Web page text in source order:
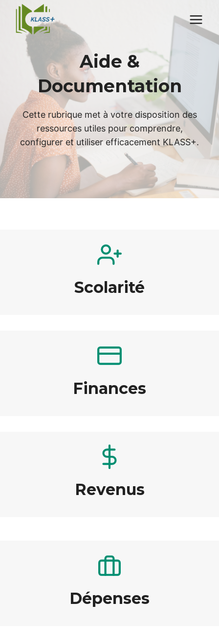
contenu
Aide &
Documentation
Cette rubrique met à votre disposition des
ressources utiles pour comprendre,
configurer et utiliser efficacement KLASS+.
Scolarité
Finances
Revenus
Dépenses